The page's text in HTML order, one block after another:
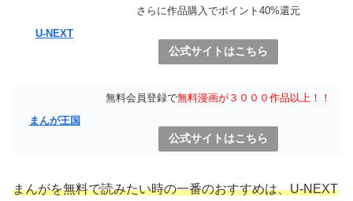
U-NEXT
さらに作品購入でポイント40%還元
公式サイトはこちら
まんが王国
無料会員登録で無料漫画が３０００作品以上！！
公式サイトはこちら
まんがを無料で読みたい時の一番のおすすめは、U-NEXT